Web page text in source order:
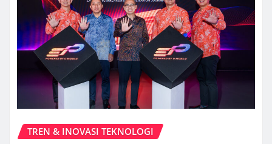
TREN & INOVASI TEKNOLOGI